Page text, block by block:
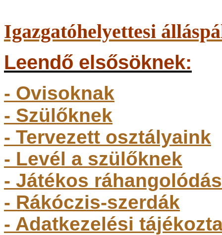
Igazgatóhelyettesi
Leendő elsősöknek:
- Ovisoknak
- Szülőknek
- Tervezett osztályaink
- Levél a szülőknek
- Játékos ráhangolódás
- Rákóczis-szerdák
- Adatkezelési